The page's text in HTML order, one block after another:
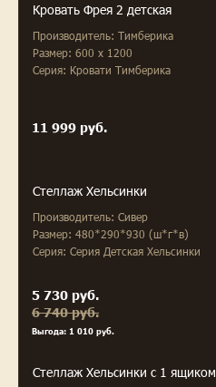
Кровать Фрея 2 детская
Производитель: Тимберика
Размер: 600 х 1200
Серия: Кровати Тимберика
11 999 руб.
Стеллаж Хельсинки
Производитель: Сивер
Размер: 480*290*930 (ш*г*в)
Серия: Серия Детская Хельсинки
5 730 руб.
6 740 руб.
Выгода: 1 010 руб.
Стеллаж Хельсинки с 1 ящиком